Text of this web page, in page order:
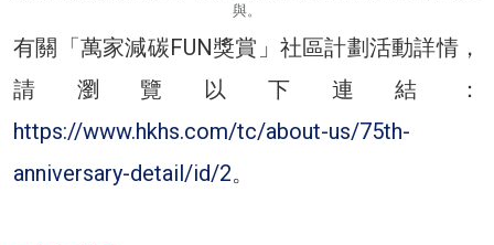
與。
有關「萬家減碳FUN獎賞」社區計劃活動詳情，
請瀏覽以下連結：
https://www.hkhs.com/tc/about-us/75th-
anniversary-detail/id/2。